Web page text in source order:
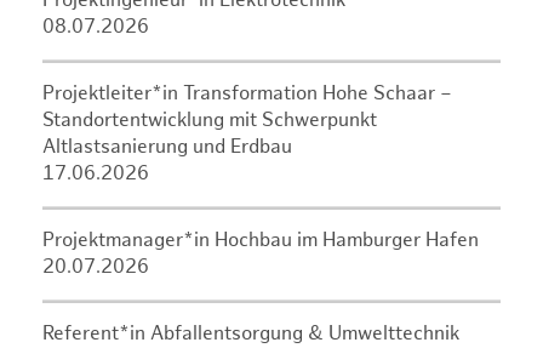
08.07.2026
Projektleiter*in Transformation Hohe Schaar –
Standortentwicklung mit Schwerpunkt
Altlastsanierung und Erdbau
17.06.2026
Projektmanager*in Hochbau im Hamburger Hafen
20.07.2026
Referent*in Abfallentsorgung & Umwelttechnik